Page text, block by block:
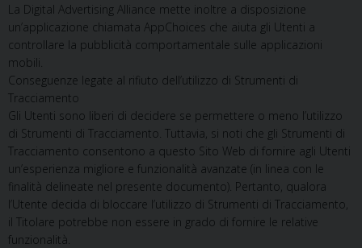
La Digital Advertising Alliance mette inoltre a disposizione
un’applicazione chiamata AppChoices che aiuta gli Utenti a
controllare la pubblicità comportamentale sulle applicazioni
mobili.
Conseguenze legate al rifiuto dell’utilizzo di Strumenti di
Tracciamento
Gli Utenti sono liberi di decidere se permettere o meno l’utilizzo
di Strumenti di Tracciamento. Tuttavia, si noti che gli Strumenti di
Tracciamento consentono a questo Sito Web di fornire agli Utenti
un’esperienza migliore e funzionalità avanzate (in linea con le
finalità delineate nel presente documento). Pertanto, qualora
l’Utente decida di bloccare l’utilizzo di Strumenti di Tracciamento,
il Titolare potrebbe non essere in grado di fornire le relative
funzionalità.